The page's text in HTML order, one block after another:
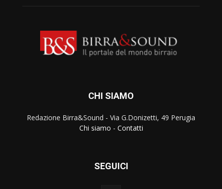
CHI SIAMO
Redazione Birra&Sound - Via G.Donizetti, 49 Perugia
Chi siamo - Contatti
SEGUICI